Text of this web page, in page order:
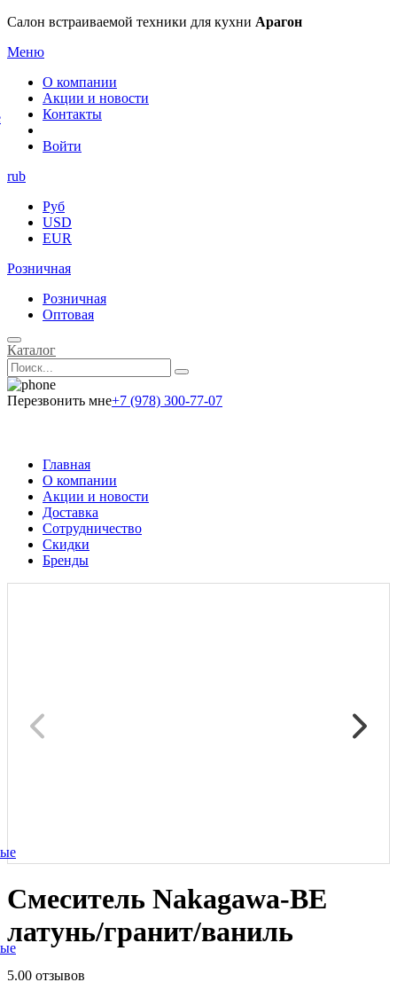
Салон встраиваемой техники для кухни Арагон
Меню
О компании
Акции и новости
Контакты
Войти
rub
Руб
USD
EUR
Розничная
Розничная
Оптовая
Каталог
Перезвонить мне+7 (978) 300-77-07
Главная
О компании
Акции и новости
Доставка
Сотрудничество
Скидки
Бренды
Смеситель Nakagawa-BE
латунь/гранит/ваниль
5.00 отзывов